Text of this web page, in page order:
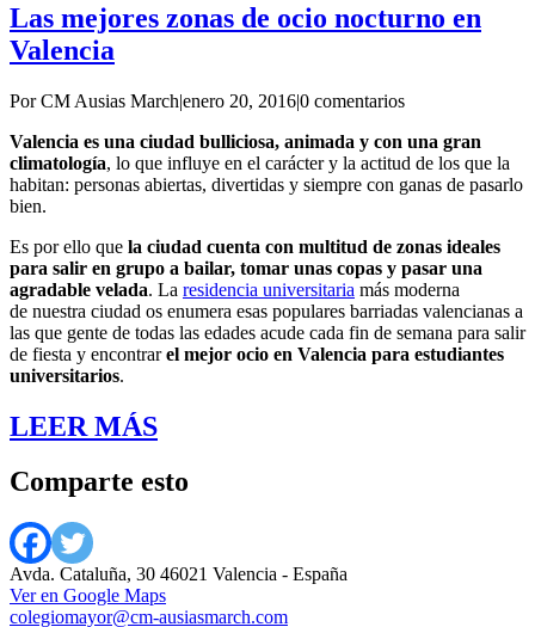
Las mejores zonas de ocio nocturno en
Valencia
Por CM Ausias March|enero 20, 2016|0 comentarios
Valencia es una ciudad bulliciosa, animada y con una gran
climatología, lo que influye en el carácter y la actitud de los que la
habitan: personas abiertas, divertidas y siempre con ganas de pasarlo
bien.
Es por ello que la ciudad cuenta con multitud de zonas ideales
para salir en grupo a bailar, tomar unas copas y pasar una
agradable velada. La residencia universitaria más moderna
de nuestra ciudad os enumera esas populares barriadas valencianas a
las que gente de todas las edades acude cada fin de semana para salir
de fiesta y encontrarel mejor ocio en Valencia para estudiantes
universitarios.
LEER MÁS
Comparte esto
Avda. Cataluña, 30 46021 Valencia - España
Ver en Google Maps
colegiomayor@cm-ausiasmarch.com